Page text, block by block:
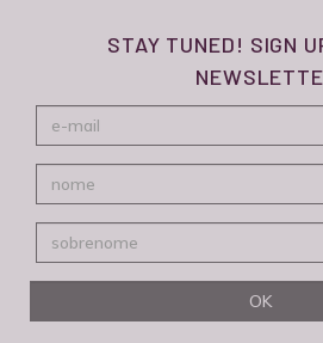
STAY TUNED! SIGN